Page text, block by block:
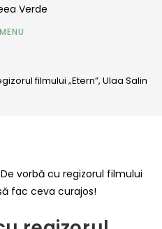
MENU
filmului „Etern”, Ulaa Salim: